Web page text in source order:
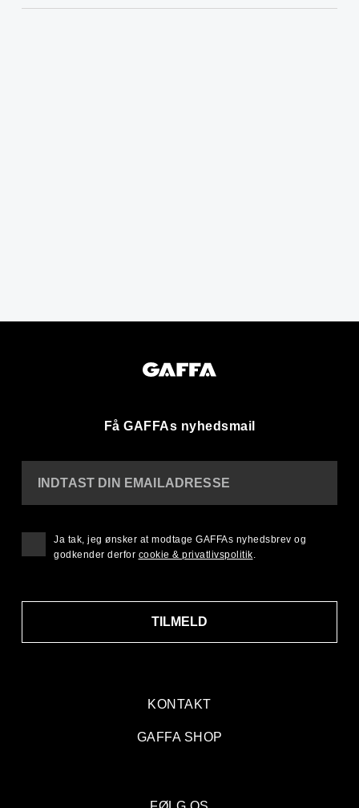
Få GAFFAs nyhedsmail
KONTAKT
GAFFA SHOP
INDTAST DIN EMAILADRESSE
TILMELD
Ja tak, jeg ønsker at modtage GAFFAs nyhedsbrev og
godkender derfor cookie & privatlivspolitik.